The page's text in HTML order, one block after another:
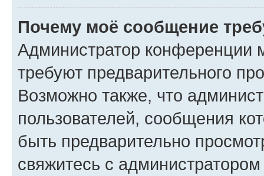
Почему моё сообщение
Администратор конференции
требуют предварительного
Возможно также, что
пользователей, сообщения
быть предварительно
свяжитесь с